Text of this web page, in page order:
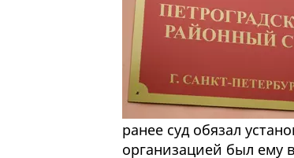
ранее суд обязал
организацией был ему